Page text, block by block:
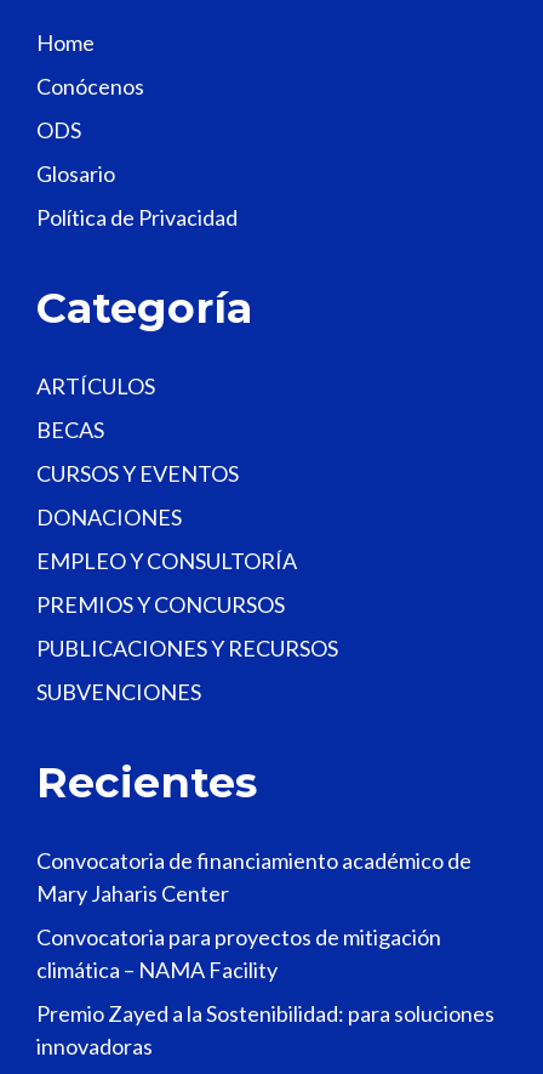
f
i
e
d
b
n
.
Home
Conócenos
ODS
Glosario
Política de Privacidad
Categoría
ARTÍCULOS
BECAS
CURSOS Y EVENTOS
DONACIONES
EMPLEO Y CONSULTORÍA
PREMIOS Y CONCURSOS
PUBLICACIONES Y RECURSOS
SUBVENCIONES
Recientes
Convocatoria de financiamiento académico de
Mary Jaharis Center
Convocatoria para proyectos de mitigación
climática – NAMA Facility
Premio Zayed a la Sostenibilidad: para soluciones
innovadoras